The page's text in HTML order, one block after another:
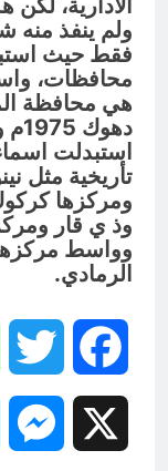
الأدارية،
ولم ينفذ منه
فقط حيث
محافظات،
دهوك 1975م
استبدلت
تأريخية مثل
ومركزها
وذ ي قار
وواسط مركزها
الرمادي.